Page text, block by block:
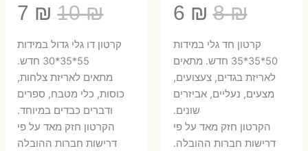
8₪
המחיר
המקורי
היה:
8 ₪.
6 ₪
הנוכחיקרטון חד גלי במידות
50*35*35 חדש. מתאים
לאריזת בגדים, צעצועים,
מצעים, נעליים, אביזרים
שונים.
הקרטון חזק מאד על פי
דרישות חברות ההובלה.
10₪
היה:
10 ₪.
7 ₪
7 ₪.
קרטון דו גלי גדול במידות
55*35*30 חדש.
מתאים לאריזת צלחות,
כוסות, כלי מטבח, ספרים
ודברים כבדים במיוחד.
הקרטון חזק מאד על פי
דרישות חברות ההובלה